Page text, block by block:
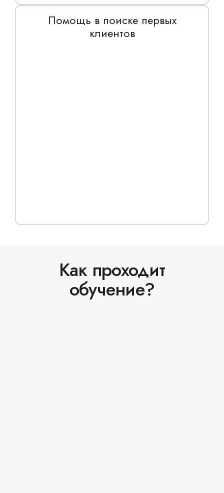
Помощь в поиске первых
клиентов
Как проходит
обучение?